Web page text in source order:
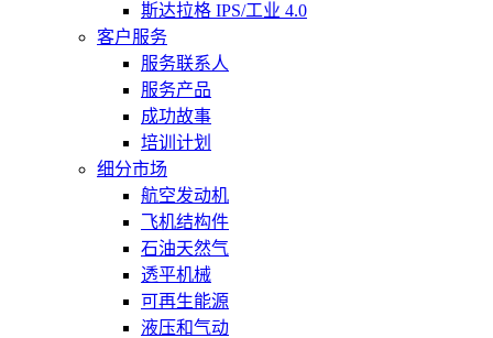
斯达拉格 IPS/工业 4.0
客户服务
服务联系人
服务产品
成功故事
培训计划
细分市场
航空发动机
飞机结构件
石油天然气
透平机械
可再生能源
液压和气动